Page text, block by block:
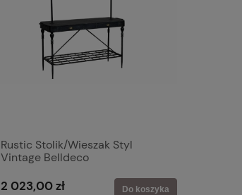
Rustic Stolik/Wieszak Styl
Vintage Belldeco
2 023,00 zł Do koszyka